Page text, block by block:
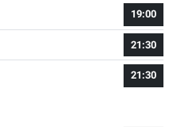
19:00
21:30
21:30